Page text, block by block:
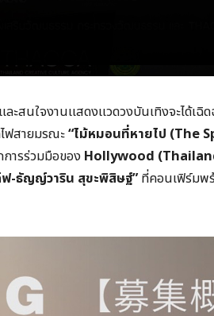
ะสนใจงานแสดงแวดวงบันเทิงจะได้เฉิ
ฟสายมรณะ“ไม้หมอนที่หายไป (The
ารร่วมมือของ Hollywood
-ธัญญ์วาริน สุขะพิสิษฐ์” ที่คอนเฟิร์มพ